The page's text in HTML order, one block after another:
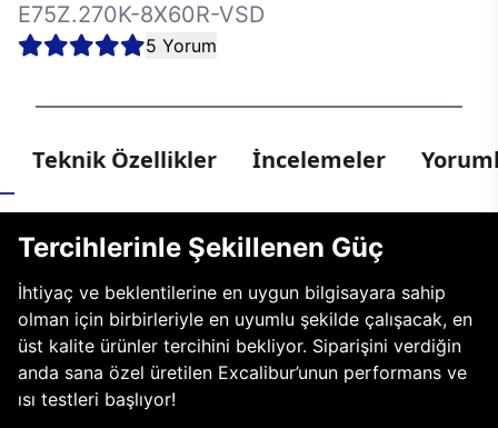
E75Z.270K-8X60R-VSD
5 Yorum
Teknik Özellikler İncelemeler
Tercihlerinle Şekillenen Güç
İhtiyaç ve beklentilerine en uygun bilgisayara sahip
olman için birbirleriyle en uyumlu şekilde çalışacak, en
üst kalite ürünler tercihini bekliyor. Siparişini verdiğin
anda sana özel üretilen Excalibur’unun performans ve
ısı testleri başlıyor!